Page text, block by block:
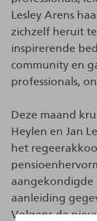
Lesley Arens
zichzelf heruit
inspirerende
community en
professionals,
Deze maand
Heylen en Jan
het
aangekondigde
aanleiding
Volgens de